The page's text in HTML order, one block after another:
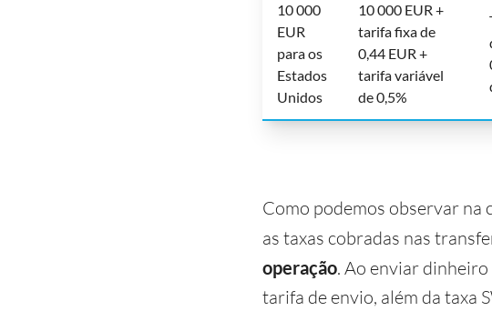
10 000
EUR
para os
Estados
Unidos
10 000 EUR +
tarifa fixa de
0,44 EUR +
tarifa variável
de 0,5%
Como podemos observar na
as taxas cobradas nas
operação. Ao enviar
tarifa de envio, além da taxa